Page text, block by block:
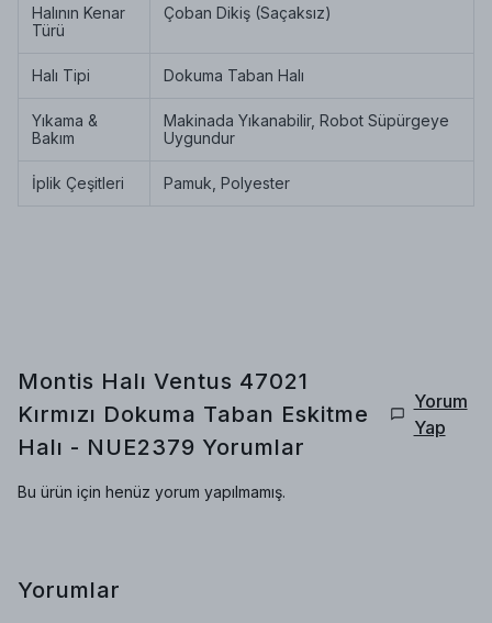
Halının Kenar
Türü
Çoban Dikiş (Saçaksız)
Halı Tipi Dokuma Taban Halı
Yıkama &
Bakım
Makinada Yıkanabilir, Robot Süpürgeye
Uygundur
İplik Çeşitleri Pamuk, Polyester
Montis Halı Ventus 47021
Kırmızı Dokuma Taban Eskitme
Halı - NUE2379 Yorumlar
Yorum
Yap
Bu ürün için henüz yorum yapılmamış.
Yorumlar